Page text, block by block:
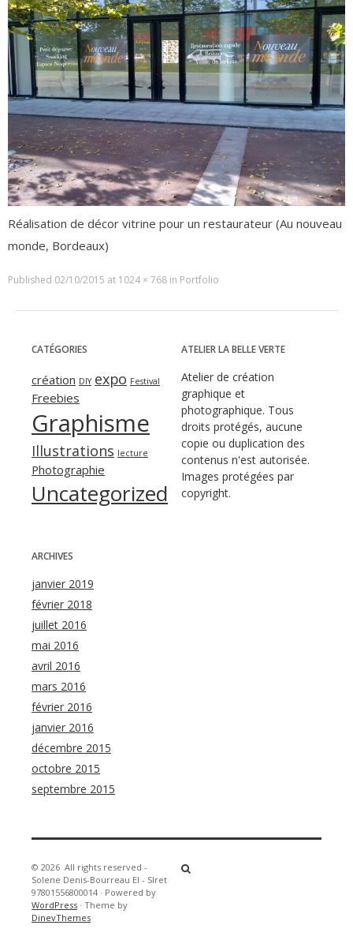
Réalisation de décor vitrine pour un restaurateur (Au nouveau
monde, Bordeaux)
Published 02/10/2015 at 1024 × 768 in Portfolio
CATÉGORIES
création DIY expo Festival
Freebies
Graphisme
Illustrations lecture
Photographie
Uncategorized
ATELIER LA BELLE VERTE
Atelier de création
graphique et
photographique. Tous
droits protégés, aucune
copie ou duplication des
contenus n'est autorisée.
Images protégées par
copyright.
ARCHIVES
janvier 2019
février 2018
juillet 2016
mai 2016
avril 2016
mars 2016
février 2016
janvier 2016
décembre 2015
octobre 2015
septembre 2015
© 2026 All rights reserved -
Solene Denis-Bourreau EI - SIret
97801556800014 · Powered by
WordPress · Theme by
DinevThemes